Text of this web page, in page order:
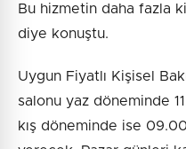
Bu hizmetin daha fazla
diye konuştu.
Uygun Fiyatlı Kişisel
salonu yaz döneminde
kış döneminde ise